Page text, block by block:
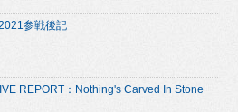
参戦後記
REPORT：Nothing's Carved In Stone